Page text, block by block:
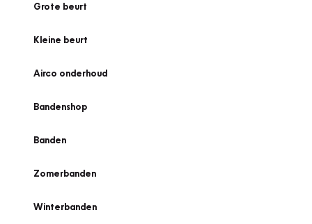
Grote beurt
Kleine beurt
Airco onderhoud
Bandenshop
Banden
Zomerbanden
Winterbanden